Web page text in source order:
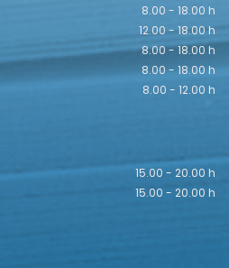
8.00 - 18.00 h
12.00 - 18.00 h
8.00 - 18.00 h
8.00 - 18.00 h
8.00 - 12.00 h
15.00 - 20.00 h
15.00 - 20.00 h